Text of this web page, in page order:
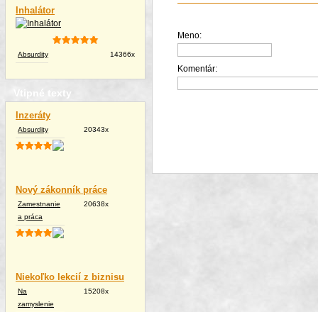
Inhalátor
Absurdity 14366x
Vtipné texty
Inzeráty
Absurdity 20343x
Nový zákonník práce
Zamestnanie
a práca
20638x
Niekoľko lekcií z biznisu
Na
zamyslenie
15208x
Meno:
Komentár: